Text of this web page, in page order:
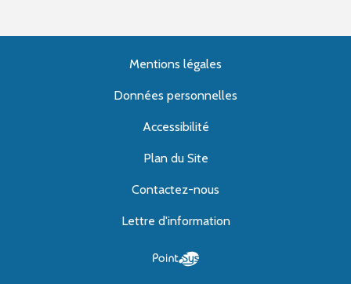
Mentions légales
Données personnelles
Accessibilité
Plan du Site
Contactez-nous
Lettre d'information